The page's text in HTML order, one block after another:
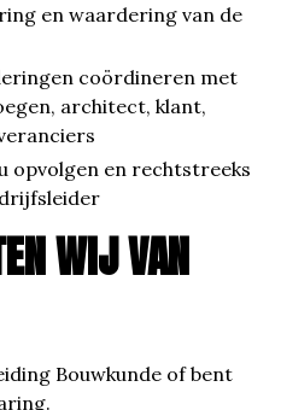
en waardering van de
coördineren met
architect, klant,
opvolgen en rechtstreeks
WIJ VAN
Bouwkunde of bent